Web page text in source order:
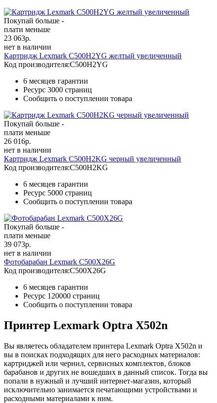
Покупай больше -
плати меньше
23 063р.
нет в наличии
Картридж Lexmark C500H2YG желтый увеличенный
Код производителя:C500H2YG
6 месяцев гарантии
Ресурс 3000 страниц
Сообщить о поступлении товара
Покупай больше -
плати меньше
26 016р.
нет в наличии
Картридж Lexmark C500H2KG черный увеличенный
Код производителя:C500H2KG
6 месяцев гарантии
Ресурс 5000 страниц
Сообщить о поступлении товара
Покупай больше -
плати меньше
39 073р.
нет в наличии
Фотобарабан Lexmark C500X26G
Код производителя:C500X26G
6 месяцев гарантии
Ресурс 120000 страниц
Сообщить о поступлении товара
Принтер Lexmark Optra X502n
Вы являетесь обладателем принтера Lexmark Optra X502n и
вы в поисках подходящих для него расходных материалов:
картриджей или чернил, сервисных комплектов, блоков
барабанов и других не вошедших в данный список. Тогда вы
попали в нужный и лучший интернет-магазин, который
исключительно занимается печатающими устройствами и
расходными материалами к ним.